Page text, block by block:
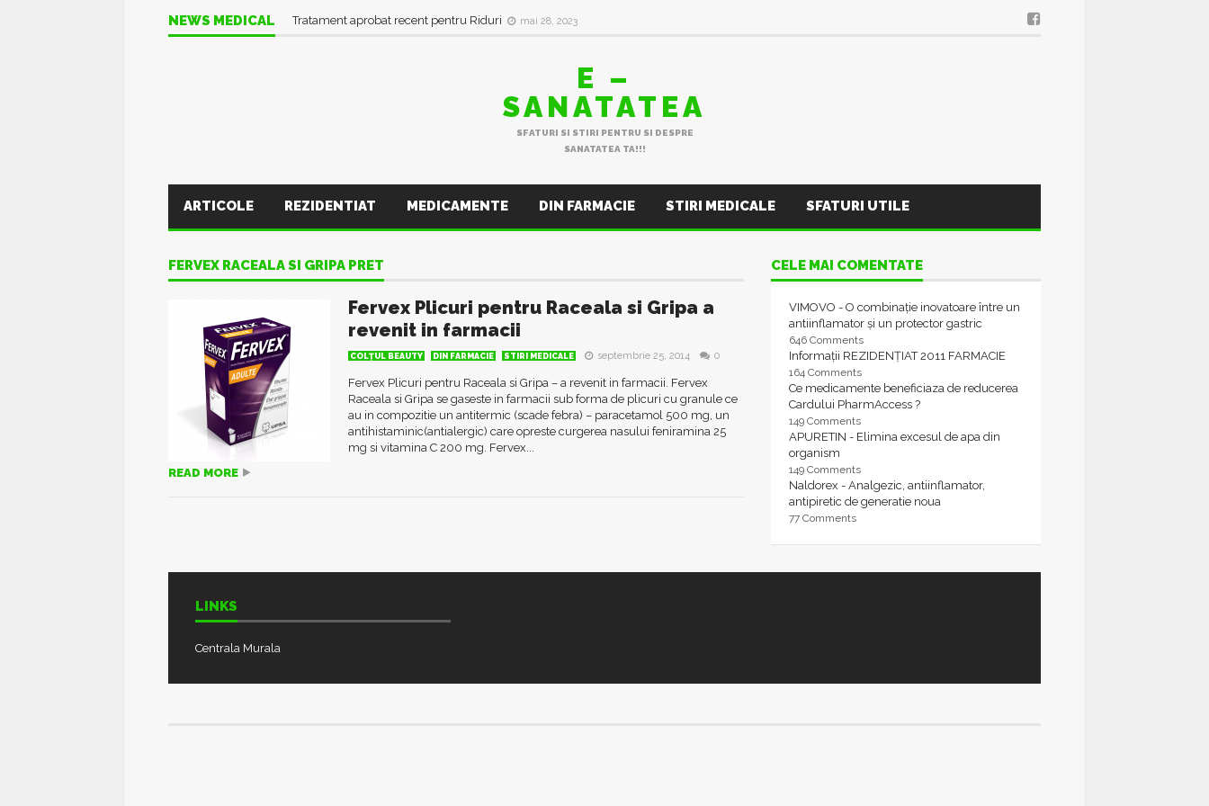
NEWS MEDICAL Tratament aprobat recent pentru Riduri mai 28, 2023
E –
SANATATEA
SFATURI SI STIRI PENTRU SI DESPRE
SANATATEA TA!!!
ARTICOLE REZIDENTIAT MEDICAMENTE DIN FARMACIE STIRI MEDICALE SFATURI UTILE
FERVEX RACEALA SI GRIPA PRET
Fervex Plicuri pentru Raceala si Gripa a
revenit in farmacii
COLŢUL BEAUTY DIN FARMACIE STIRI MEDICALE septembrie 25, 2014 0
Fervex Plicuri pentru Raceala si Gripa – a revenit in farmacii. Fervex
Raceala si Gripa se gaseste in farmacii sub forma de plicuri cu granule ce
au in compozitie un antitermic (scade febra) – paracetamol 500 mg, un
antihistaminic(antialergic) care opreste curgerea nasului feniramina 25
mg si vitamina C 200 mg. Fervex...
READ MORE
CELE MAI COMENTATE
VIMOVO - O combinație inovatoare între un
antiinflamator și un protector gastric
646 Comments
Informații REZIDENȚIAT 2011 FARMACIE
164 Comments
Ce medicamente beneficiaza de reducerea
Cardului PharmAccess ?
149 Comments
APURETIN - Elimina excesul de apa din
organism
149 Comments
Naldorex - Analgezic, antiinflamator,
antipiretic de generatie noua
77 Comments
LINKS
Centrala Murala